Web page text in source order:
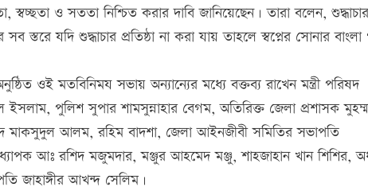
স্বচ্ছতা ও সততা নিশ্চিত করার দাবি জানিয়েছেন। তারা বলেন, শুদ্ধাচার
স্তরে যদি শুদ্ধাচার প্রতিষ্ঠা না করা যায় তাহলে স্বপ্নের সোনার
ওই মতবিনিময সভায় অন্যান্যের মধ্যে বক্তব্য রাখেন মন্ত্রী পরিষদ
পুলিশ সুপার শামসুন্নাহার বেগম, অতিরিক্ত জেলা প্রশাসক
মাকসুদুল আলম, রহিম বাদশা, জেলা আইনজীবী সমিতির সভাপতি
আঃ রশিদ মজুমদার, মঞ্জুর আহমেদ মঞ্জু, শাহজাহান খান শিশির,
জাহাঙ্গীর আখন্দ সেলিম।